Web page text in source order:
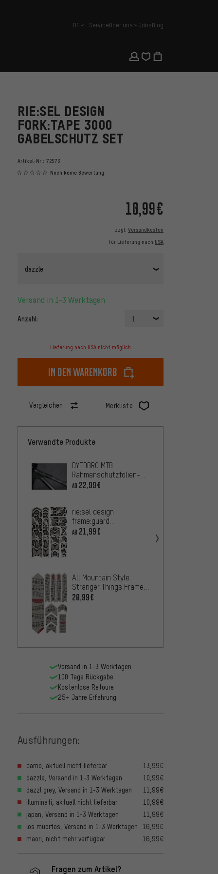
Deutsch
DE ServiceÜber uns JobsBlog
RIE:SEL DESIGN
FORK:TAPE 3000
GABELSCHUTZ SET
Artikel-Nr.: 72573
Noch keine Bewertung
10,99€
zzgl. Versandkosten
für Lieferung nach USA
dazzle
Versand in 1-3 Werktagen
Anzahl: 1
Lieferung nach USA nicht möglich
In den Warenkorb
Vergleichen Merkliste
Verwandte Produkte
DYEDBRO MTB
Rahmenschutzfolien-
Set
AB 22,99€
rie:sel design
frame:guard
Rahmenschutzset
AB 21,99€
All Mountain Style
Stranger Things Frame
Guard Extra
20,99€
Versand in 1-3 Werktagen
100 Tage Rückgabe
Kostenlose Retoure
25+ Jahre Erfahrung
Ausführungen:
camo, aktuell nicht lieferbar
13,99€
dazzle, Versand in 1-3 Werktagen
10,99€
dazzl grey, Versand in 1-3 Werktagen
11,99€
illuminati, aktuell nicht lieferbar
10,99€
japan, Versand in 1-3 Werktagen
11,99€
los muertos, Versand in 1-3 Werktagen
16,99€
maori, nicht mehr verfügbar
16,99€
Fragen zum Artikel?